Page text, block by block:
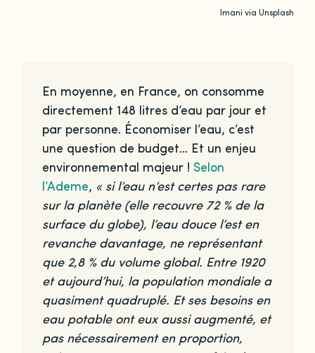
Imani via Unsplash
En moyenne, en France, on consomme
directement 148 litres d’eau par jour et
par personne. Économiser l’eau, c’est
une question de budget… Et un enjeu
environnemental majeur ! Selon
l’Ademe, « si l’eau n’est certes pas rare
sur la planète (elle recouvre 72 % de la
surface du globe), l’eau douce l’est en
revanche davantage, ne représentant
que 2,8 % du volume global. Entre 1920
et aujourd’hui, la population mondiale a
quasiment quadruplé. Et ses besoins en
eau potable ont eux aussi augmenté, et
pas nécessairement en proportion,